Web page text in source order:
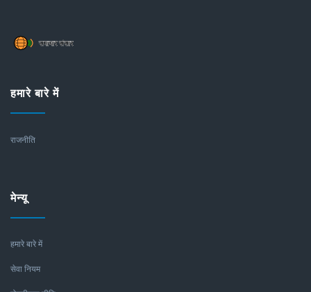
हमारे बारे में
राजनीति
मेन्यू
हमारे बारे में
सेवा नियम